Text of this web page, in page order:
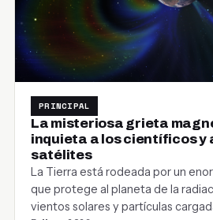
PRINCIPAL
La misteriosa grieta
inquieta a los científicos y
satélites
La Tierra está rodeada por un
que protege al planeta de la
vientos solares y partículas